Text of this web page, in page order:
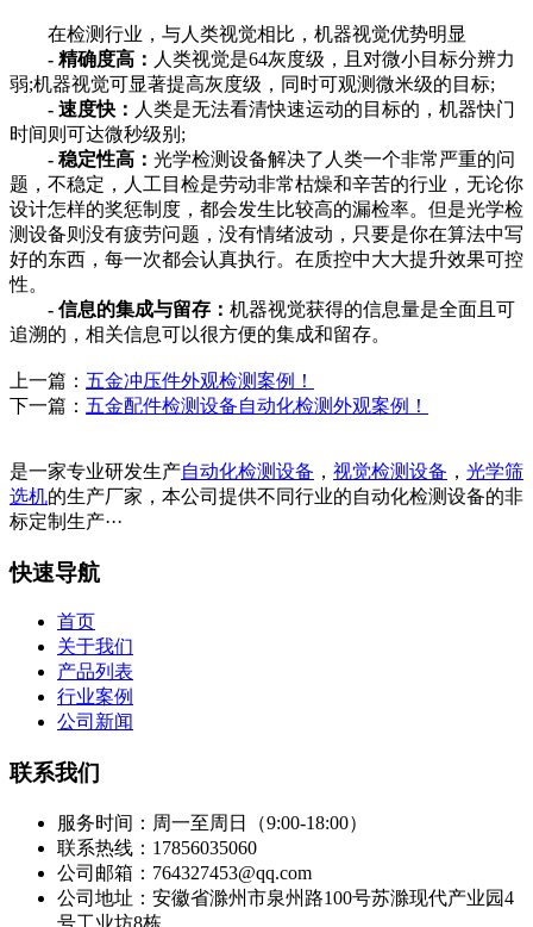
在检测行业，与人类视觉相比，机器视觉优势明显
- 精确度高： 人类视觉是64灰度级，且对微小目标分辨力
弱;机器视觉可显著提高灰度级，同时可观测微米级的目标;
- 速度快： 人类是无法看清快速运动的目标的，机器快门
时间则可达微秒级别;
- 稳定性高： 光学检测设备解决了人类一个非常严重的问
题，不稳定，人工目检是劳动非常枯燥和辛苦的行业，无论你
设计怎样的奖惩制度，都会发生比较高的漏检率。但是光学检
测设备则没有疲劳问题，没有情绪波动，只要是你在算法中写
好的东西，每一次都会认真执行。在质控中大大提升效果可控
性。
- 信息的集成与留存： 机器视觉获得的信息量是全面且可
追溯的，相关信息可以很方便的集成和留存。
上一篇： 五金冲压件外观检测案例！
下一篇： 五金配件检测设备自动化检测外观案例！
是一家专业研发生产自动化检测设备 ， 视觉检测设备 ， 光学筛
选机的生产厂家，本公司提供不同行业的自动化检测设备的非
标定制生产···
快速导航
首页
关于我们
产品列表
行业案例
公司新闻
联系我们
服务时间：周一至周日（9:00-18:00）
联系热线：17856035060
公司邮箱：764327453@qq.com
公司地址：安徽省滁州市泉州路100号苏滁现代产业园4
号工业坊8栋